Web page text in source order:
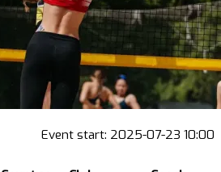
Event start: 2025-07-23 10:00